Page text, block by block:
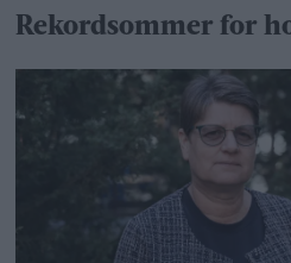
Rekordsommer for